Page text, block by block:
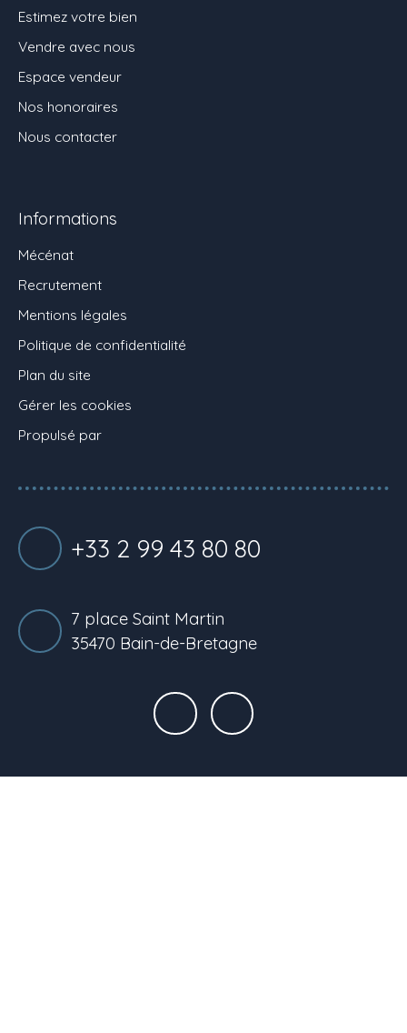
Estimez votre bien
Vendre avec nous
Espace vendeur
Nos honoraires
Nous contacter
Informations
Mécénat
Recrutement
Mentions légales
Politique de confidentialité
Plan du site
Gérer les cookies
Propulsé par
+33 2 99 43 80 80
7 place Saint Martin
35470 Bain-de-Bretagne